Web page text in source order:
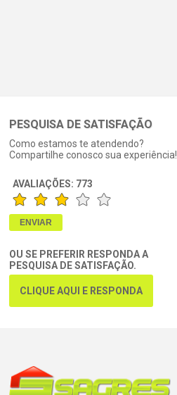
PESQUISA DE SATISFAÇÃO
Como estamos te atendendo?
Compartilhe conosco sua experiência!
AVALIAÇÕES: 773
OU SE PREFERIR RESPONDA A
PESQUISA DE SATISFAÇÃO.
CLIQUE AQUI E RESPONDA